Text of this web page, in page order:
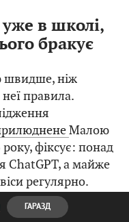
в школі,
бракує
швидше, ніж
правила.
Малою
фіксує: понад
ChatGPT, а майже
регулярно.
році школярі
заради
ГАРАЗД